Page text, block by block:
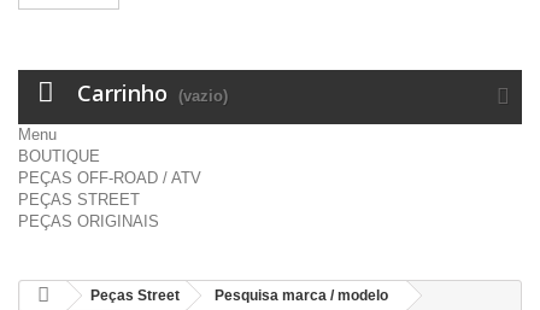
Carrinho (vazio)
Menu
BOUTIQUE
PEÇAS OFF-ROAD / ATV
PEÇAS STREET
PEÇAS ORIGINAIS
Peças Street
Pesquisa marca / modelo